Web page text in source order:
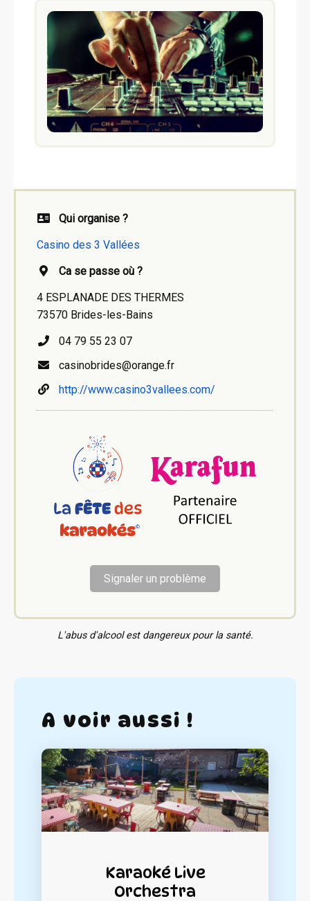
Qui organise ?
Casino des 3 Vallées
Ca se passe où ?
4 ESPLANADE DES THERMES
73570 Brides-les-Bains
04 79 55 23 07
casinobrides@orange.fr
http://www.casino3vallees.com/
Signaler un problème
L'abus d'alcool est dangereux pour la santé.
A voir aussi !
Karaoké Live
Orchestra